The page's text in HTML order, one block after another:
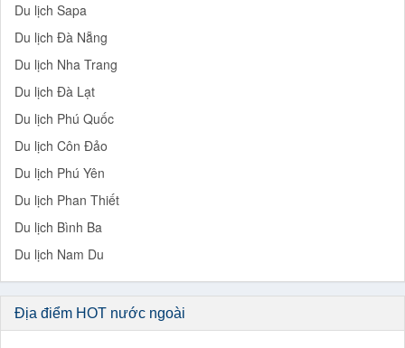
Du lịch Sapa
Du lịch Đà Nẵng
Du lịch Nha Trang
Du lịch Đà Lạt
Du lịch Phú Quốc
Du lịch Côn Đảo
Du lịch Phú Yên
Du lịch Phan Thiết
Du lịch Bình Ba
Du lịch Nam Du
Địa điểm HOT nước ngoài